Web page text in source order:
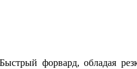
форвард, обладая